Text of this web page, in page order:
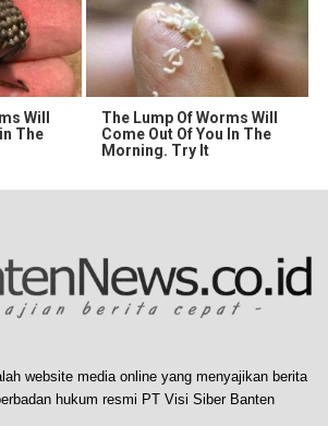
Will
The
The Lump Of Worms Will
Come Out Of You In The
Morning. Try It
website media online yang menyajikan berita
hukum resmi PT Visi Siber Banten